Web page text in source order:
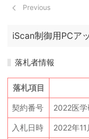
Previous
iScan制御用PCア
落札者情報
落札項目
契約番号 2022医
入札日時 2022年